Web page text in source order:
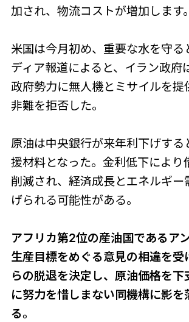
加され、物流コストが増加します。
米国は今月初め、重要な水を守る
ディア報道によると、イラン政府
政府勢力に無人機とミサイルを提
非難を拒否した。
原油は中央銀行が来年利下げする
援材料となった。金利低下により
削減され、経済成長とエネルギー
げられる可能性がある。
アフリカ第2位の産油国であるア
生産目標をめぐる意見の相違を受
らの脱退を決定し、原油価格を下
に努力を惜しまない同機構に影を
る。